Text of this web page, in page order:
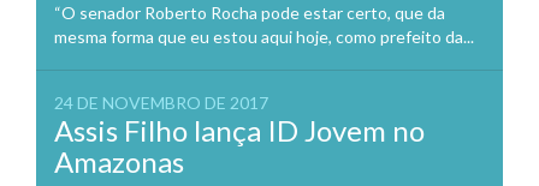
“O senador Roberto Rocha pode estar certo, que da
mesma forma que eu estou aqui hoje, como prefeito da...
24 DE NOVEMBRO DE 2017
Assis Filho lança ID Jovem no
Amazonas